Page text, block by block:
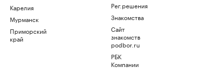
Карелия
Мурманск
Приморский
край
Рег.решения
Знакомства
Сайт
знакомств
podbor.ru
РБК
Компании